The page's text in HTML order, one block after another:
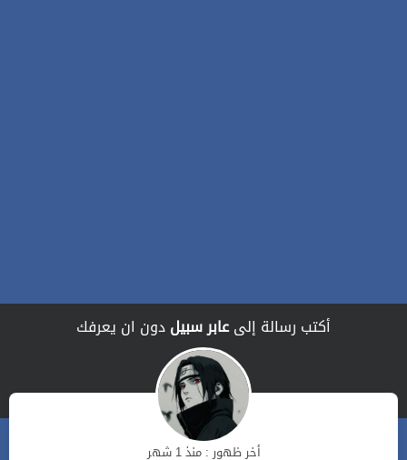
أكتب رسالة إلىعابر سبيلدون ان يعرفك
أخر ظهور : منذ 1 شهر